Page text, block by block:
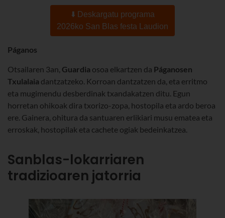
⬇️ Deskargatu programa
2026ko San Blas festa Laudion
Páganos
Otsailaren 3an, Guardia osoa elkartzen da Páganosen
Txulalaia dantzatzeko. Korroan dantzatzen da, eta erritmo
eta mugimendu desberdinak txandakatzen ditu. Egun
horretan ohikoak dira txorizo-zopa, hostopila eta ardo beroa
ere. Gainera, ohitura da santuaren erlikiari musu ematea eta
erroskak, hostopilak eta cachete ogiak bedeinkatzea.
Sanblas-lokarriaren
tradizioaren jatorria